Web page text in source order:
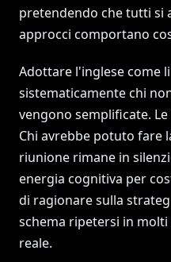
pretendendo che tutti si
approcci comportano
Adottare l'inglese come
sistematicamente chi
vengono semplificate.
Chi avrebbe potuto fare
riunione rimane in
energia cognitiva per
di ragionare sulla
schema ripetersi in
reale.